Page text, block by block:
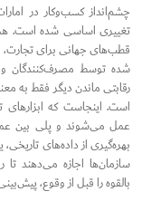
چشم‌انداز کسب‌وکار در
تغییری اساسی شده است.
قطب‌های جهانی برای تجارت،
شده توسط مصرف‌کنندگان
رقابتی ماندن دیگر فقط به
است. اینجاست که ابزارهای
عمل می‌شوند و پلی بین
بهره‌گیری از داده‌های تاریخی،
سازمان‌ها اجازه می‌دهند تا
بالقوه را قبل از وقوع،